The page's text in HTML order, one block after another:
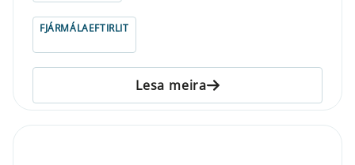
FJÁRMÁLAEFTIRLIT
Lesa meira